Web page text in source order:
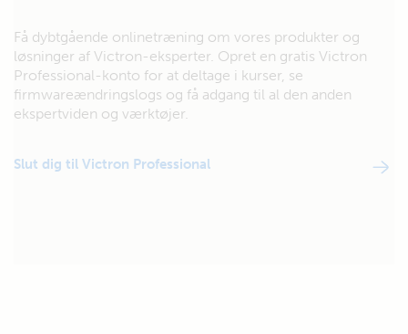
Få dybtgående onlinetræning om vores produkter og
løsninger af Victron-eksperter. Opret en gratis Victron
Professional-konto for at deltage i kurser, se
firmwareændringslogs og få adgang til al den anden
ekspertviden og værktøjer.
Slut dig til Victron Professional